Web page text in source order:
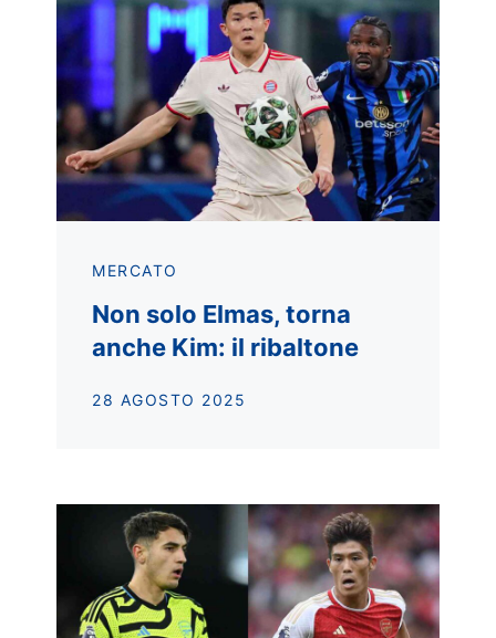
MERCATO
Non solo Elmas, torna
anche Kim: il ribaltone
28 AGOSTO 2025